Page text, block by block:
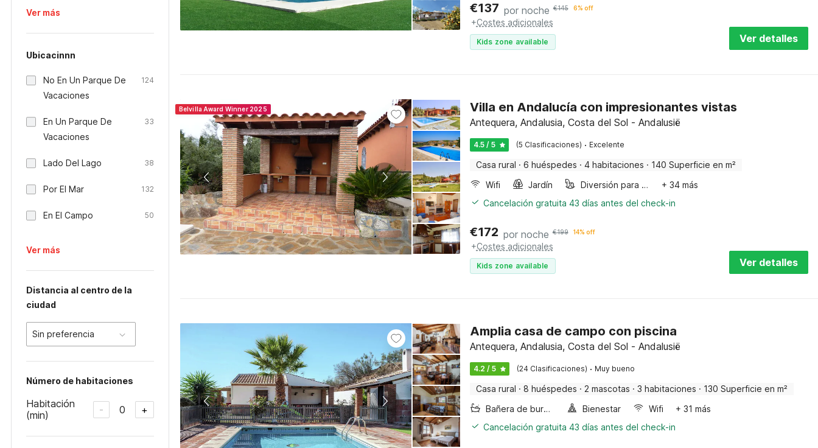
Ver más
Ubicacinnn
No En Un Parque De
Vacaciones
124
En Un Parque De
Vacaciones
33
Lado Del Lago 38
Por El Mar 132
En El Campo 50
Ver más
Distancia al centro de la
ciudad
Sin preferencia
Número de habitaciones
Habitación
(min)
- 0 +
€137 por noche €145 6% off
+Costes adicionales
Kids zone available Ver detalles
Belvilla Award Winner 2025 Villa en Andalucía con impresionantes vistas
Antequera, Andalusia, Costa del Sol - Andalusië
4.5 / 5 (5 Clasificaciones) · Excelente
Casa rural · 6 huéspedes · 4 habitaciones · 140 Superficie en m²
Wifi
Jardín Diversión para niños
+ 34 más
Cancelación gratuita 43 días antes del check-in
€172 por noche €199 14% off
+Costes adicionales
Kids zone available Ver detalles
Amplia casa de campo con piscina
Antequera, Andalusia, Costa del Sol - Andalusië
4.2 / 5 (24 Clasificaciones) · Muy bueno
Casa rural · 8 huéspedes · 2 mascotas · 3 habitaciones · 130 Superficie en m²
Bañera de burbujas
Bienestar Wifi
+ 31 más
Cancelación gratuita 43 días antes del check-in